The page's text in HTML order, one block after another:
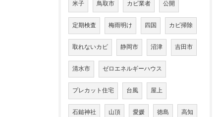
米子 鳥取市 カビ業者 公開
定期検査 梅雨明け 四国 カビ掃除
取れないカビ 静岡市 沼津 吉田市
清水市 ゼロエネルギーハウス
プレカット住宅 台風 屋上
石鎚神社 山頂 愛媛 徳島 高知